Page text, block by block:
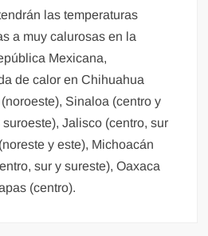
las temperaturas
a muy calurosas en la
Mexicana,
de calor en Chihuahua
Sinaloa (centro y
Jalisco (centro, sur
y este), Michoacán
sur y sureste), Oaxaca
(centro).